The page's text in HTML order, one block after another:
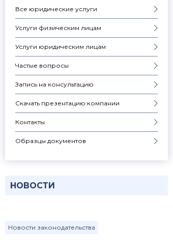
Все юридические услуги
Услуги физическим лицам
Услуги юридическим лицам
Частые вопросы
Запись на консультацию
Скачать презентацию компании
Контакты
Образцы документов
НОВОСТИ
Новости законодательства